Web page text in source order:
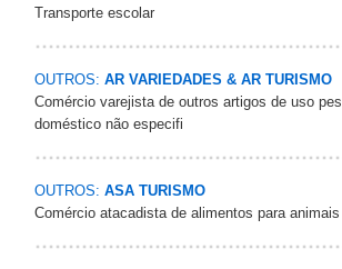
Transporte escolar
OUTROS: AR VARIEDADES & AR TURISMO
Comércio varejista de outros artigos de uso
doméstico não especifi
OUTROS: ASA TURISMO
Comércio atacadista de alimentos para animais